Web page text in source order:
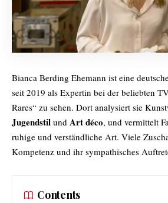
Bianca Berding Ehemann ist eine
seit 2019 als Expertin bei der beliebten
Rares“ zu sehen. Dort analysiert sie
Jugendstil und Art déco, und vermittelt
ruhige und verständliche Art. Viele
Kompetenz und ihr sympathisches
Contents